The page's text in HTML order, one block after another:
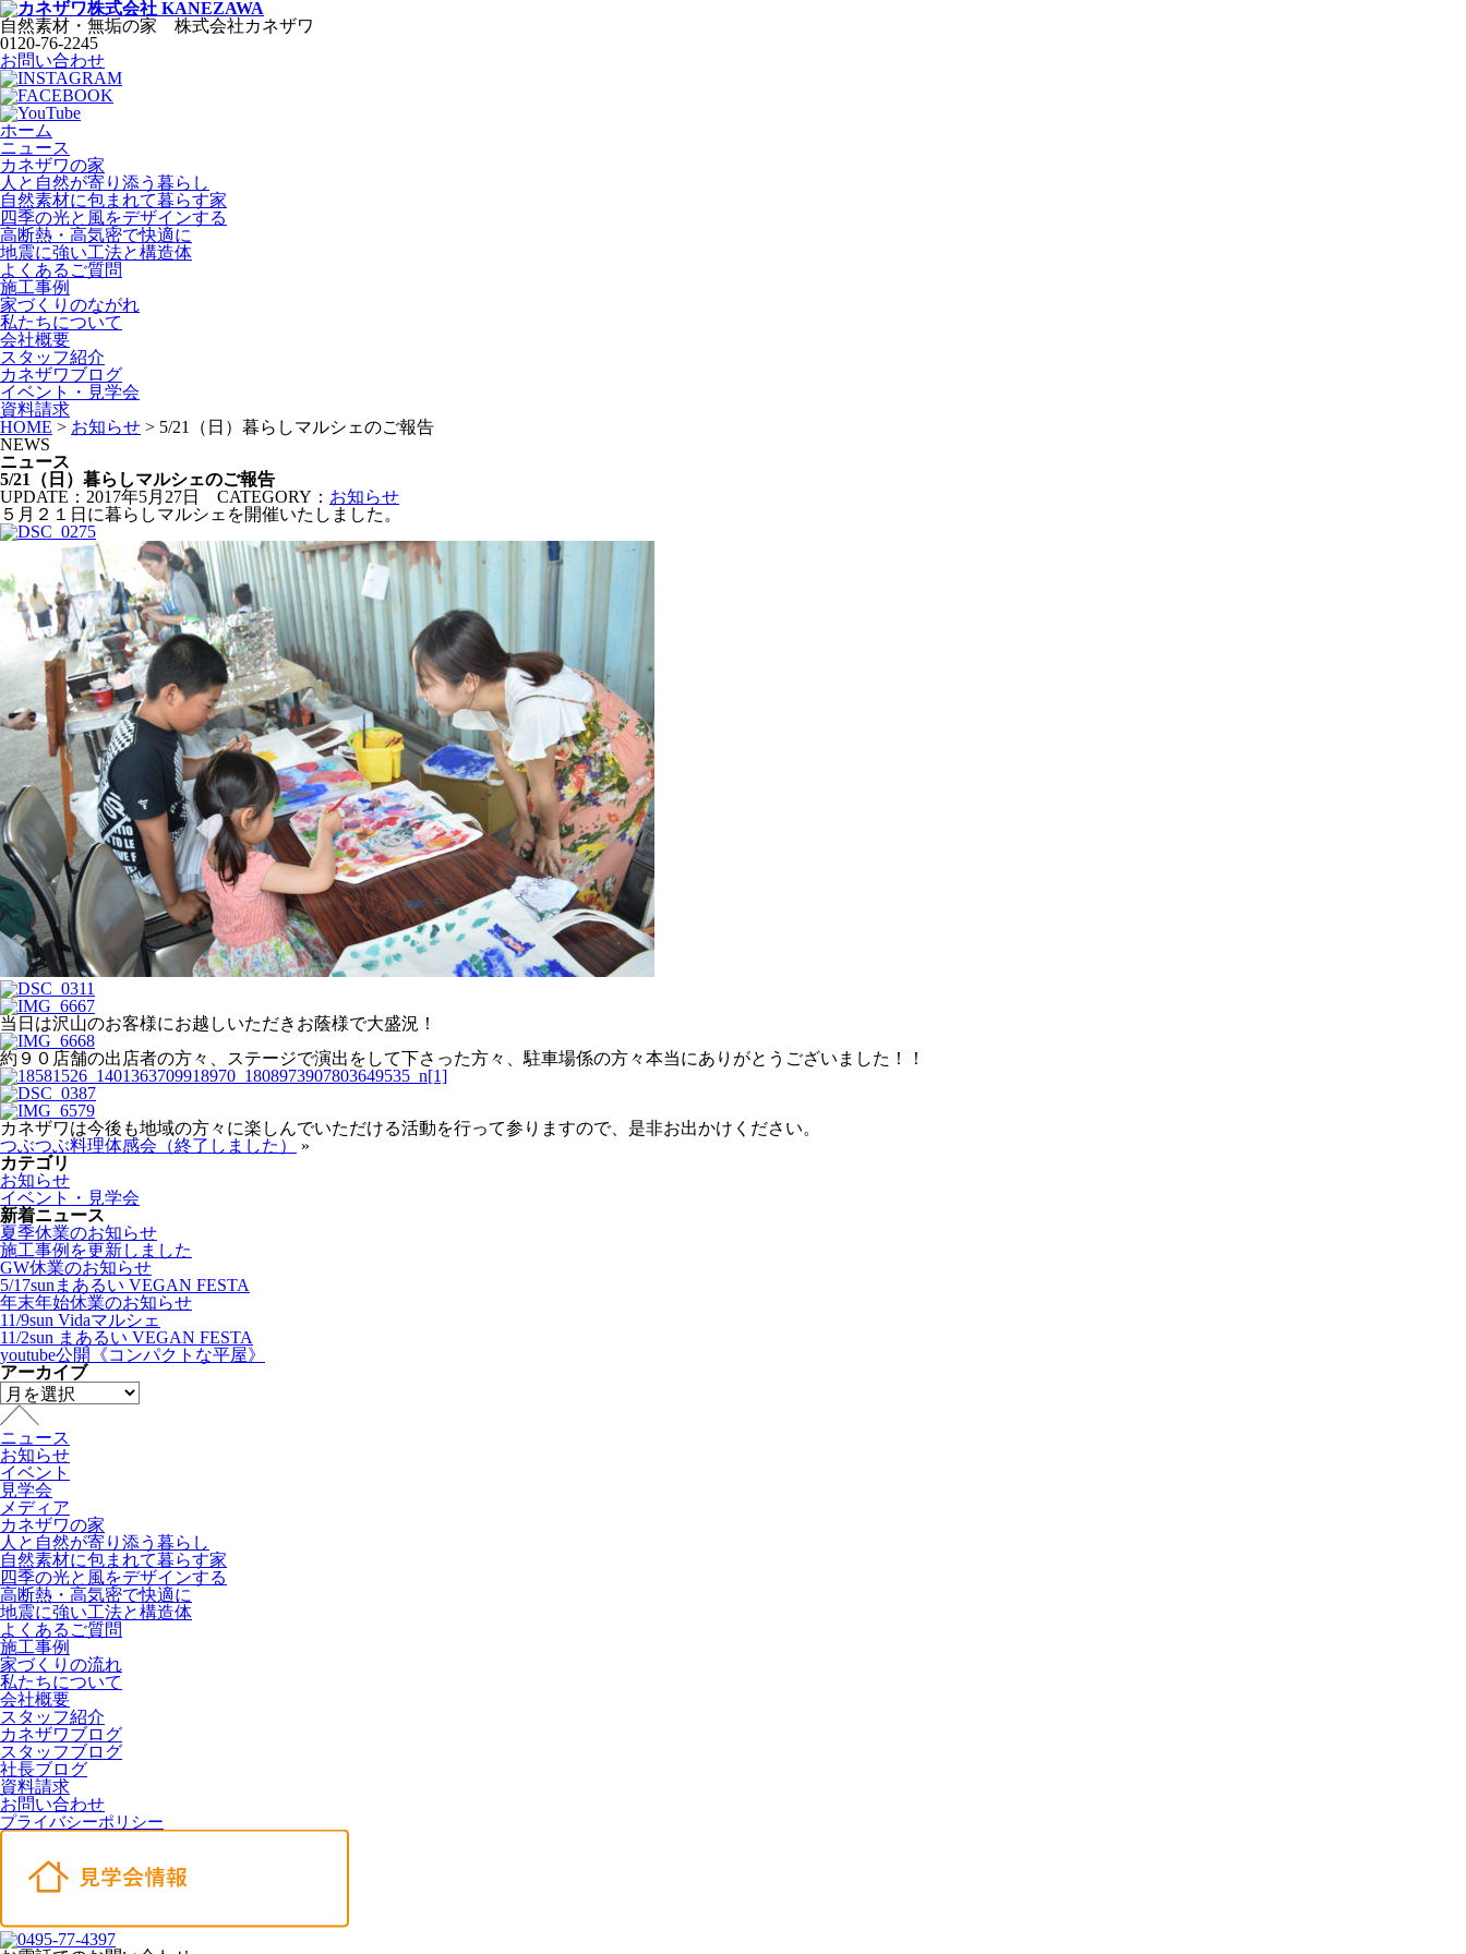
自然素材・無垢の家 株式会社カネザワ
0120-76-2245
お問い合わせ
ホーム
ニュース
カネザワの家
人と自然が寄り添う暮らし
自然素材に包まれて暮らす家
四季の光と風をデザインする
高断熱・高気密で快適に
地震に強い工法と構造体
よくあるご質問
施工事例
家づくりのながれ
私たちについて
会社概要
スタッフ紹介
カネザワブログ
イベント・見学会
資料請求
HOME > お知らせ > 5/21（日）暮らしマルシェのご報告
NEWS
ニュース
5/21（日）暮らしマルシェのご報告
UPDATE：2017年5月27日
CATEGORY： お知らせ
５月２１日に暮らしマルシェを開催いたしました。
当日は沢山のお客様にお越しいただきお蔭様で大盛況！
約９０店舗の出店者の方々、ステージで演出をして下さった方々、駐車場係の方々本当にありがとうございました！！
カネザワは今後も地域の方々に楽しんでいただける活動を行って参りますので、是非お出かけください。
つぶつぶ料理体感会（終了しました）
»
カテゴリ
お知らせ
イベント・見学会
新着ニュース
夏季休業のお知らせ
施工事例を更新しました
GW休業のお知らせ
5/17sunまあるい VEGAN FESTA
年末年始休業のお知らせ
11/9sun Vidaマルシェ
11/2sun まあるい VEGAN FESTA
youtube公開《コンパクトな平屋》
アーカイブ
ニュース
お知らせ
イベント
見学会
メディア
カネザワの家
人と自然が寄り添う暮らし
自然素材に包まれて暮らす家
四季の光と風をデザインする
高断熱・高気密で快適に
地震に強い工法と構造体
よくあるご質問
施工事例
家づくりの流れ
私たちについて
会社概要
スタッフ紹介
カネザワブログ
スタッフブログ
社長ブログ
資料請求
お問い合わせ
プライバシーポリシー